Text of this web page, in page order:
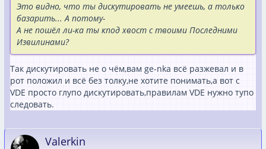
Это видно, что ты дискутировать не умеешь, а только
базарить... А потому-
А не пошёл ли-ка ты кпод хвост с твоими Последними
Извилинами?
Так дискутировать не о чём,вам ge-nka всё разжевал и в
рот положил и всё без толку,не хотите понимать,а вот с
VDE просто глупо дискутировать,правилам VDE нужно тупо
следовать.
Valerkin